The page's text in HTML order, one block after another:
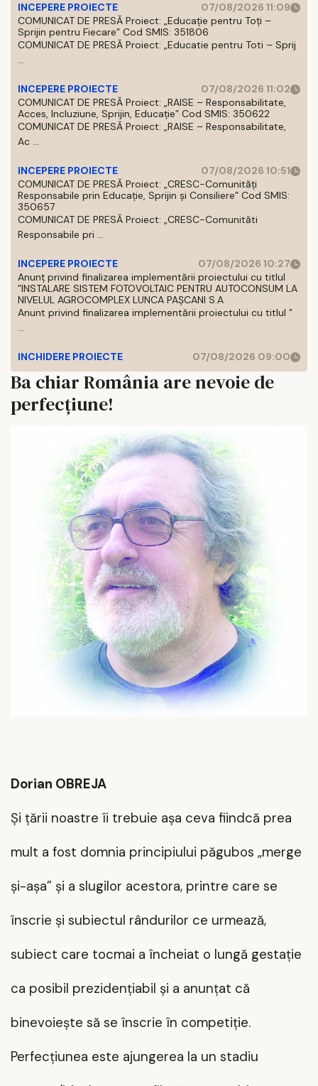
INCEPERE PROIECTE
07/08/2026 11:09
COMUNICAT DE PRESĂ Proiect: „Educație pentru Toți –
Sprijin pentru Fiecare” Cod SMIS: 351806
COMUNICAT DE PRESĂ Proiect: „Educatie pentru Toti – Sprij
...
INCEPERE PROIECTE
07/08/2026 11:02
COMUNICAT DE PRESĂ Proiect: „RAISE – Responsabilitate,
Acces, Incluziune, Sprijin, Educație” Cod SMIS: 350622
COMUNICAT DE PRESĂ Proiect: „RAISE – Responsabilitate,
Ac ...
INCEPERE PROIECTE
07/08/2026 10:51
COMUNICAT DE PRESĂ Proiect: „CRESC-Comunități
Responsabile prin Educație, Sprijin și Consiliere” Cod SMIS:
350657
COMUNICAT DE PRESĂ Proiect: „CRESC-Comunităti
Responsabile pri ...
INCEPERE PROIECTE
07/08/2026 10:27
Anunț privind finalizarea implementării proiectului cu titlul
”INSTALARE SISTEM FOTOVOLTAIC PENTRU AUTOCONSUM LA
NIVELUL AGROCOMPLEX LUNCA PAȘCANI S.A
Anunt privind finalizarea implementării proiectului cu titlul ”
...
INCHIDERE PROIECTE 07/08/2026 09:00
Ba chiar România are nevoie de
perfecțiune!
Dorian OBREJA
Și țării noastre îi trebuie așa ceva fiindcă prea
mult a fost domnia principiului păgubos „merge
și-așa” și a slugilor acestora, printre care se
înscrie și subiectul rândurilor ce urmează,
subiect care tocmai a încheiat o lungă gestație
ca posibil prezidențiabil și a anunțat că
binevoiește să se înscrie în competiție.
Perfecțiunea este ajungerea la un stadiu